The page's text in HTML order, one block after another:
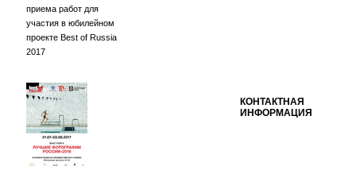
приема работ для
участия в юбилейном
проекте Best of Russia
2017
КОНТАКТНАЯ
ИНФОРМАЦИЯ